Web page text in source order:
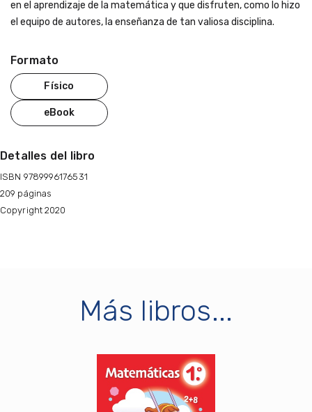
Formato
Físico
eBook
Detalles del libro
ISBN 9789996176531
209 páginas
Copyright 2020
Más libros...